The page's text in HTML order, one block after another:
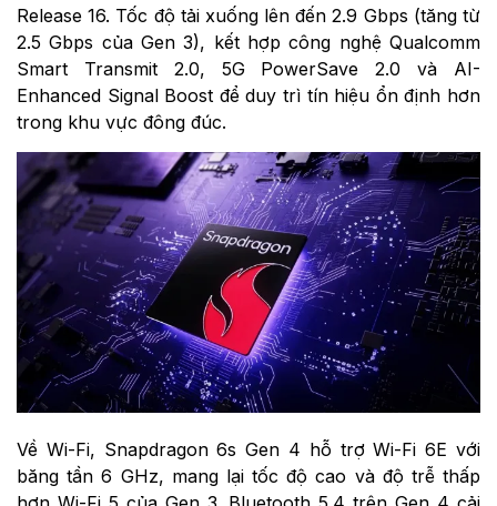
Release 16. Tốc độ tải xuống lên đến 2.9 Gbps (tăng từ
2.5 Gbps của Gen 3), kết hợp công nghệ Qualcomm
Smart Transmit 2.0, 5G PowerSave 2.0 và AI-
Enhanced Signal Boost để duy trì tín hiệu ổn định hơn
trong khu vực đông đúc.
Về Wi-Fi, Snapdragon 6sGen 4 hỗ trợ Wi-Fi 6E với
băng tần 6 GHz, mang lại tốc độ cao và độ trễ thấp